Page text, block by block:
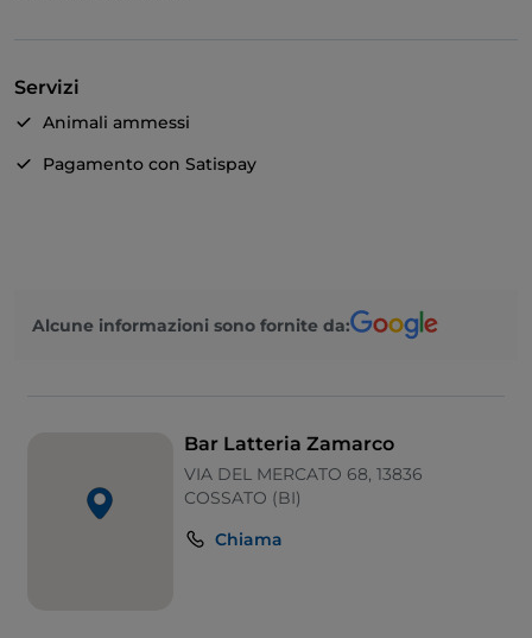
Servizi
Animali ammessi
Pagamento con Satispay
Alcune informazioni sono fornite da:
Bar Latteria Zamarco
VIA DEL MERCATO 68, 13836
COSSATO (BI)
Chiama